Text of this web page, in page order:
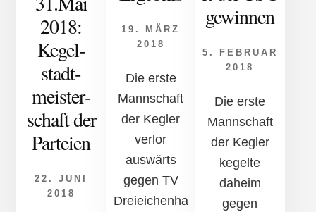
2018:
Kegel­
stadt­
meister­
schaft der
Par­tei­en
22. JUNI
2018
19. MÄRZ
2018
Die erste
Mannschaft
der Kegler
verlor
auswärts
gegen TV
Dreieichenha
gewinnen
5. FEBRUAR
2018
Die erste
Mannschaft
der Kegler
kegelte
daheim
gegen